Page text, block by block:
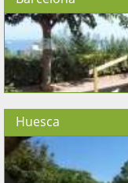
Huesca